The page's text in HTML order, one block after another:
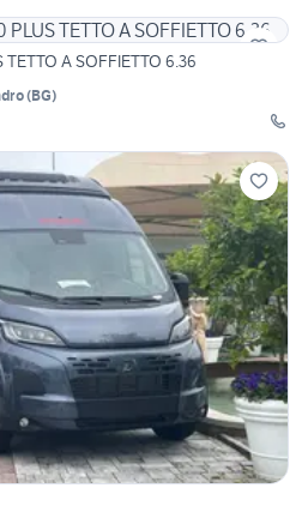
TETTO A SOFFIETTO 6.36
(BG)